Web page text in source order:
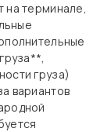
на терминале,
груза)
вариантов